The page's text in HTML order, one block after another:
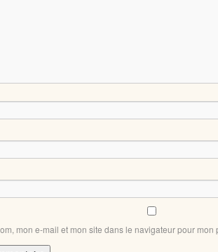
mon e-mail et mon site dans le navigateur pour